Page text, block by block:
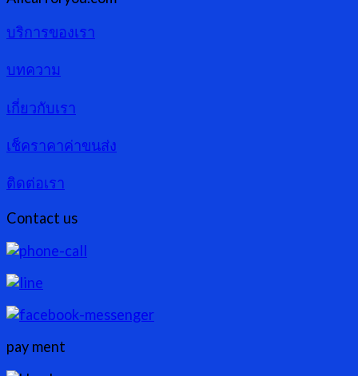
บริการของเรา
บทความ
เกี่ยวกับเรา
เช็คราคาค่าขนส่ง
ติดต่อเรา
Contact us
pay ment